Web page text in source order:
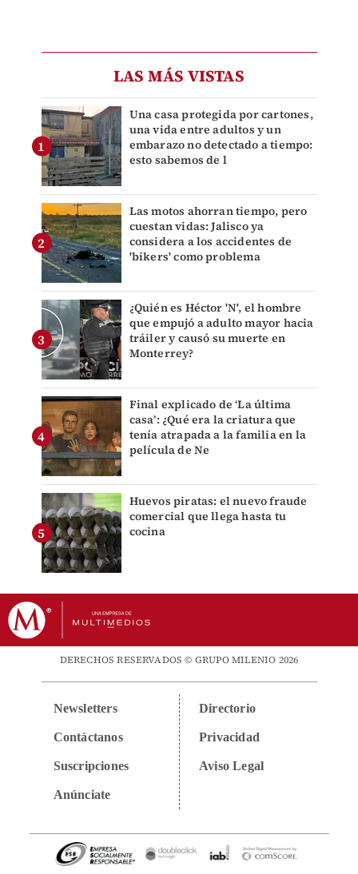
LAS MÁS VISTAS
Una casa protegida por cartones,
una vida entre adultos y un
embarazo no detectado a tiempo:
esto sabemos de l
Las motos ahorran tiempo, pero
cuestan vidas: Jalisco ya
considera a los accidentes de
'bikers' como problema
¿Quién es Héctor 'N', el hombre
que empujó a adulto mayor hacia
tráiler y causó su muerte en
Monterrey?
Final explicado de ‘La última
casa’: ¿Qué era la criatura que
tenía atrapada a la familia en la
película de Ne
Huevos piratas: el nuevo fraude
comercial que llega hasta tu
cocina
DERECHOS RESERVADOS © GRUPO MILENIO 2026
Newsletters
Contáctanos
Suscripciones
Anúnciate
Directorio
Privacidad
Aviso Legal